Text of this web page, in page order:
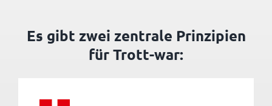
Es gibt zwei zentrale Prinzipien
für Trott-war: